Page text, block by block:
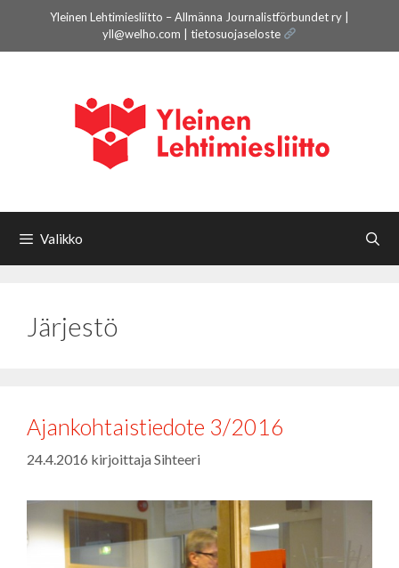
Yleinen Lehtimiesliitto – Allmänna Journalistförbundet ry |
yll@welho.com |tietosuojaseloste
Valikko
Järjestö
Ajankohtaistiedote 3/2016
24.4.2016 kirjoittajaSihteeri